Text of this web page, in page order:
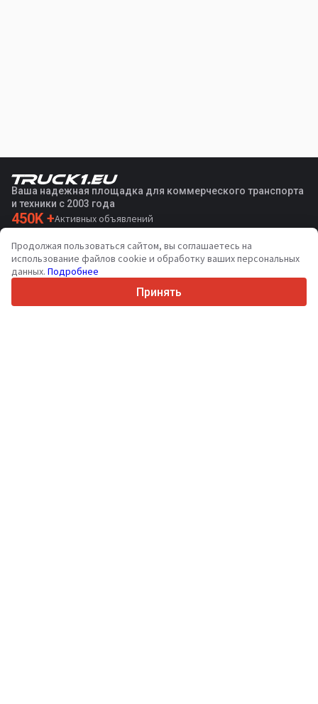
Ваша надежная площадка для коммерческого транспорта
и техники с 2003 года
450K +Активных объявлений
36Поддерживаемых языков
4.7/5
Продолжая пользоваться сайтом, вы соглашаетесь на
использование файлов cookie и обработку ваших персональных
данных. Подробнее
Принять